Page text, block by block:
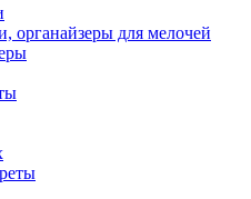
органайзеры для мелочей